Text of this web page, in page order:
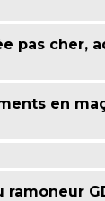
pas cher,
en